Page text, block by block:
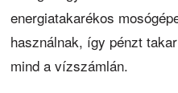
energiatakarékos
használnak, így pénzt
mind a vízszámlán.